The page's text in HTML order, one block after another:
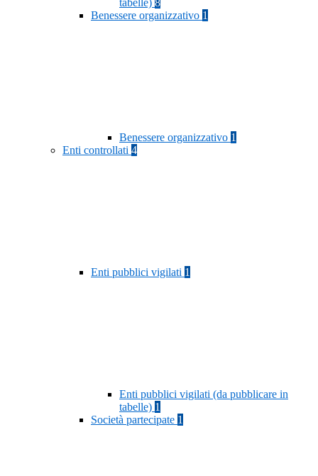
tabelle) 8
Benessere organizzativo 1
Benessere organizzativo 1
Enti controllati 4
Enti pubblici vigilati 1
Enti pubblici vigilati (da pubblicare in
tabelle) 1
Società partecipate 1